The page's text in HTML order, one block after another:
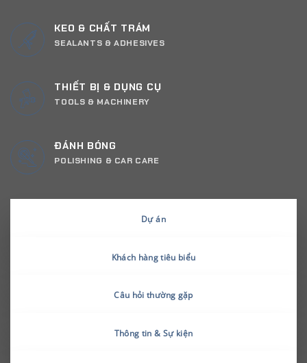
KEO & CHẤT TRÁM
SEALANTS & ADHESIVES
THIẾT BỊ & DỤNG CỤ
TOOLS & MACHINERY
ĐÁNH BÓNG
POLISHING & CAR CARE
Dự án
Khách hàng tiêu biểu
Câu hỏi thường gặp
Thông tin & Sự kiện